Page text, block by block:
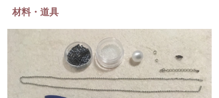
材料・道具